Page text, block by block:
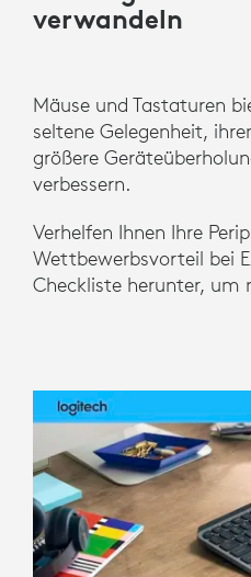
verwandeln
Mäuse und Tastaturen
seltene Gelegenheit,
größere
verbessern.
Verhelfen Ihnen Ihre
Wettbewerbsvorteil bei
Checkliste herunter, um